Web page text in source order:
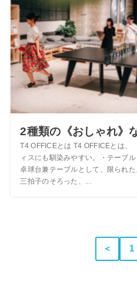
2種類の《おしゃれ》
T4 OFFICEとは T4 OFFICEとは、
ィスにも馴染みやすい。・テーブ
卓球台兼テーブルとして、限られ
三拍子のそろった、...
＜ 1